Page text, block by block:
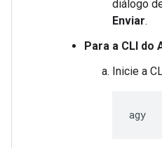
diálogo
Enviar.
Para a CLI do
Inicie a